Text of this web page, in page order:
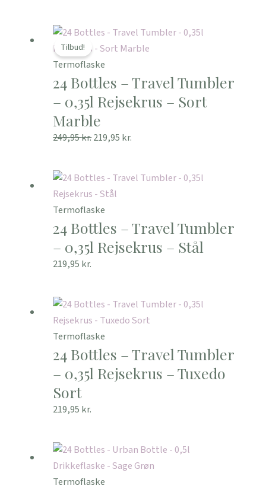
Tilbud!
Termoflaske
24 Bottles – Travel Tumbler
– 0,35l Rejsekrus – Sort
Marble
249,95kr.
Den
oprindelige
pris
var:
249,95 kr..
219,95 kr.
Den
aktuelle
er:
219,95 kr..
Termoflaske
24 Bottles – Travel Tumbler
– 0,35l Rejsekrus – Stål
219,95 kr.
Termoflaske
24 Bottles – Travel Tumbler
– 0,35l Rejsekrus – Tuxedo
Sort
219,95 kr.
Termoflaske